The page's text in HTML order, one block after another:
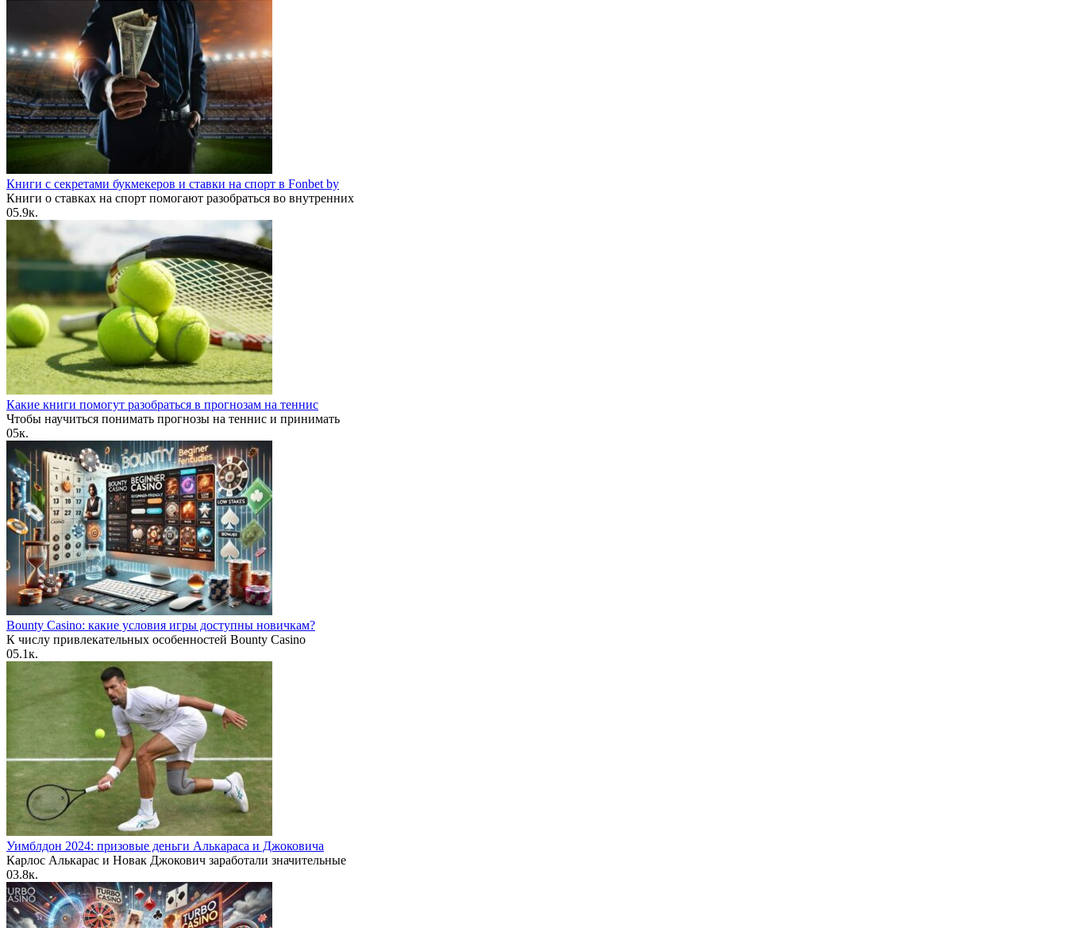
Книги с секретами букмекеров и ставки на спорт в Fonbet by
Книги о ставках на спорт помогают разобраться во внутренних
05.9к.
Какие книги помогут разобраться в прогнозам на теннис
Чтобы научиться понимать прогнозы на теннис и принимать
05к.
Bounty Casino: какие условия игры доступны новичкам?
К числу привлекательных особенностей Bounty Casino
05.1к.
Уимблдон 2024: призовые деньги Алькараса и Джоковича
Карлос Алькарас и Новак Джокович заработали значительные
03.8к.